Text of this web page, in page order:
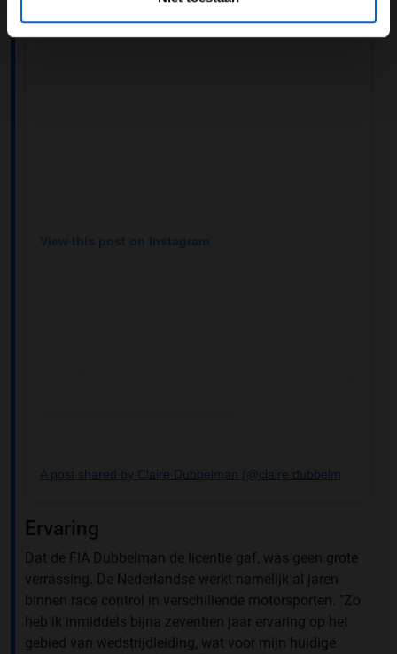
View this post on Instagram
Ervaring
Dat de FIA Dubbelman de licentie gaf, was geen grote
verrassing. De Nederlandse werkt namelijk al jaren
binnen race control in verschillende motorsporten. "Zo
heb ik inmiddels bijna zeventien jaar ervaring op het
gebied van wedstrijdleiding, wat voor mijn huidige